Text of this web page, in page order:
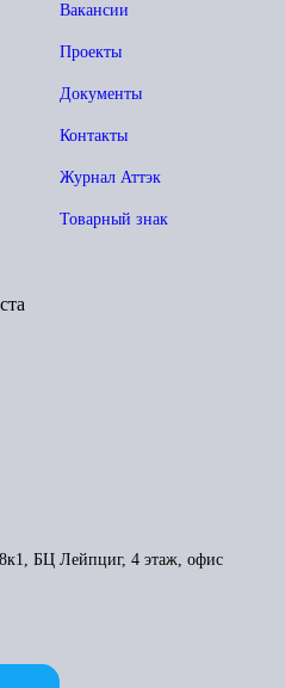
Вакансии
Проекты
Документы
Контакты
Журнал Аттэк
Товарный знак
БЦ Лейпциг, 4 этаж, офис